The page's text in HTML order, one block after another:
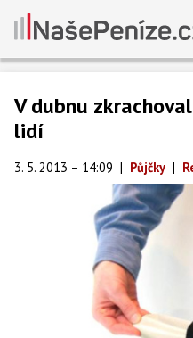
V dubnu
lidí
3. 5. 2013 – 14:09 | Půjčky |